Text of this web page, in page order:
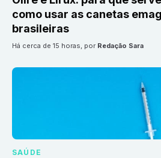
como usar as canetas
brasileiras
há cerca de 15 horas, por Redação Sara
SAÚDE